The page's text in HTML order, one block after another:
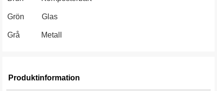
Grön Glas
Grå Metall
Produktinformation